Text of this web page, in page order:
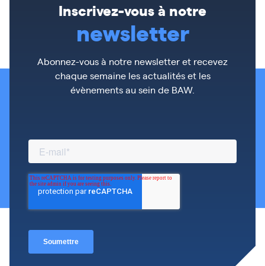
Inscrivez-vous à notre
newsletter
Abonnez-vous à notre newsletter et recevez
chaque semaine les actualités et les
évènements au sein de BAW.